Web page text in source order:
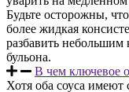
Будьте осторожны,
более жидкая
разбавить небольшим
бульона.
В чем ключевое
Хотя оба соуса имеют